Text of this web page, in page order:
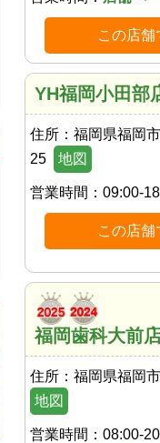
この店舗
YH福岡小田部
住所： 福岡県福岡
25
地図
営業時間： 09:00-
この店舗
福岡歯科大前
住所： 福岡県福岡
地図
営業時間： 08:00-